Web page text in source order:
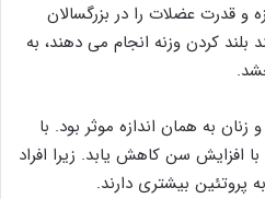
و قدرت عضلات را در بزرگسالان
بلند کردن وزنه انجام می دهند، به
به همان اندازه موثر بود. با
افزایش سن کاهش یابد. زیرا افراد
پروتئین بیشتری دارند.